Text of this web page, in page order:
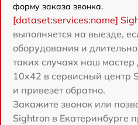
форму заказа звонка.
[dataset:services:name]
выполняется на выезде,
оборудования и
таких случаях наш мастер
10x42 в сервисный центр
и привезет обратно.
Закажите звонок или
Sightron в Екатеринбурге